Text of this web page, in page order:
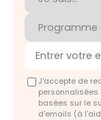
J'accepte de
personnalisées
basées sur le
d'emails (à